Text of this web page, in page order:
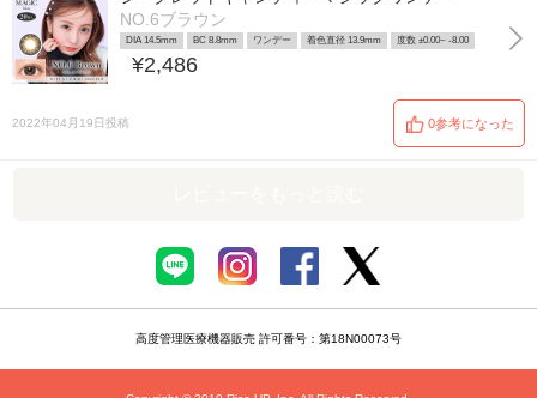
NO.6ブラウン
DIA 14.5mm BC 8.8mm ワンデー 着色直径 13.9mm 度数 ±0.00~ -8.00
¥2,486
2022年04月19日投稿 0参考になった
高度管理医療機器販売 許可番号：第18N00073号